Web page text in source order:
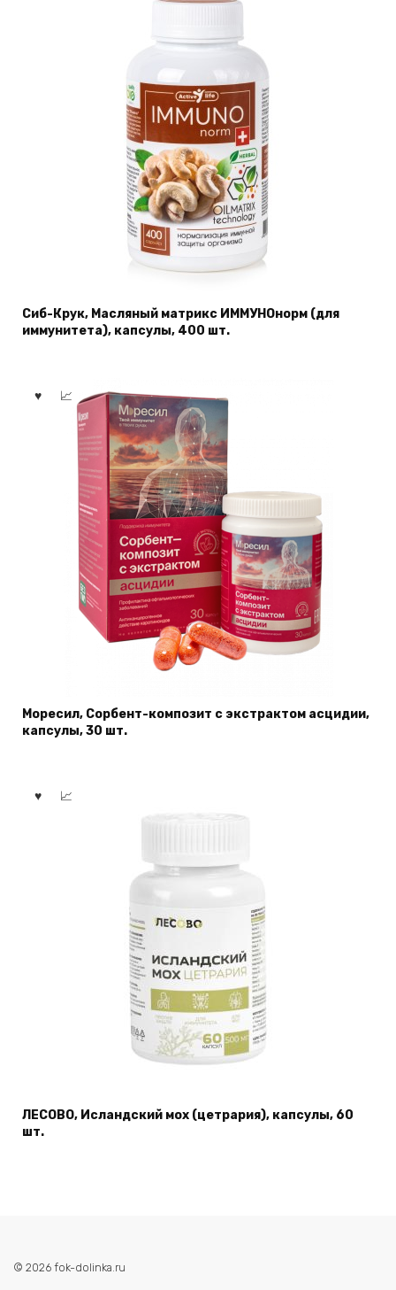
Сиб-Крук, Масляный матрикc ИММУНОнорм (для
иммунитета), капсулы, 400 шт.
Моресил, Сорбент-композит с экстрактом асцидии,
капсулы, 30 шт.
ЛЕСОВО, Исландский мох (цетрария), капсулы, 60
шт.
© 2026 fok-dolinka.ru